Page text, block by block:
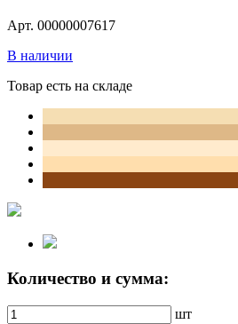
Арт. 00000007617
В наличии
Товар есть на складе
Количество и сумма:
шт